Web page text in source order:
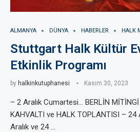
ALMANYA DÜNYA HABERLER HALK
Stuttgart Halk Kültür
Etkinlik Programı
by halkinkutuphanesi Kasım 30, 2023
– 2 Aralık Cumartesi… BERLİN
KAHVALTI ve HALK TOPLANTISI –
Aralık ve 24 …